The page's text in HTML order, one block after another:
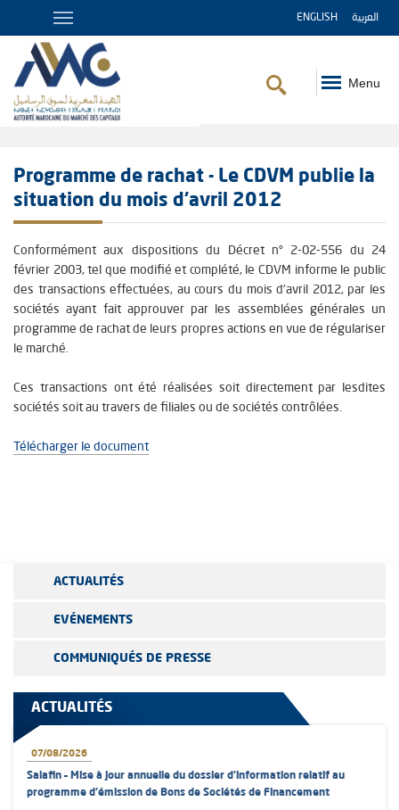
ENGLISH العربية
Menu
Programme de rachat - Le CDVM publie la
situation du mois d'avril 2012
Conformément aux dispositions du Décret n° 2-02-556 du 24
février 2003, tel que modifié et complété, le CDVM informe le public
des transactions effectuées, au cours du mois d'avril 2012, par les
sociétés ayant fait approuver par les assemblées générales un
programme de rachat de leurs propres actions en vue de régulariser
le marché.
Ces transactions ont été réalisées soit directement par lesdites
sociétés soit au travers de filiales ou de sociétés contrôlées.
Télécharger le document
ACTUALITÉS
EVÉNEMENTS
COMMUNIQUÉS DE PRESSE
ACTUALITÉS
07/08/2026
Salafin – Mise à jour annuelle du dossier d’information relatif au
programme d'émission de Bons de Sociétés de Financement